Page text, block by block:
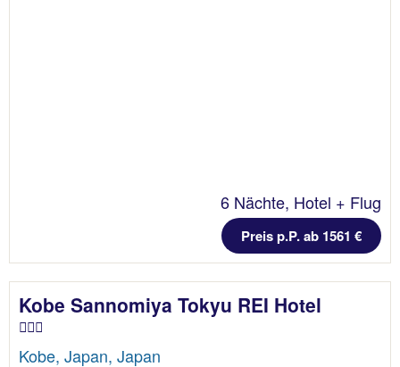
6 Nächte, Hotel + Flug
Preis p.P. ab 1561 €
Kobe Sannomiya Tokyu REI Hotel
Kobe, Japan, Japan